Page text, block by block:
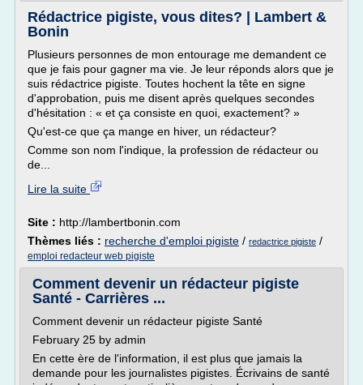
Rédactrice pigiste, vous dites? | Lambert &
Bonin
Plusieurs personnes de mon entourage me demandent ce
que je fais pour gagner ma vie. Je leur réponds alors que je
suis rédactrice pigiste. Toutes hochent la tête en signe
d'approbation, puis me disent après quelques secondes
d'hésitation : « et ça consiste en quoi, exactement? »
Qu'est-ce que ça mange en hiver, un rédacteur?
Comme son nom l'indique, la profession de rédacteur ou
de...
Lire la suite
Site : http://lambertbonin.com
Thèmes liés : recherche d'emploi pigiste / redactrice pigiste /
emploi redacteur web pigiste
Comment devenir un rédacteur pigiste
Santé - Carrières ...
Comment devenir un rédacteur pigiste Santé
February 25 by admin
En cette ère de l'information, il est plus que jamais la
demande pour les journalistes pigistes. Écrivains de santé